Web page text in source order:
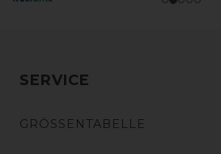
SERVICE
GRÖSSENTABELLE